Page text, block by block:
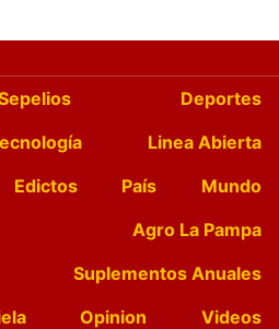
Deportes
Linea Abierta
Edictos País
Mundo
Agro La Pampa
Suplementos Anuales
Opinion
Videos